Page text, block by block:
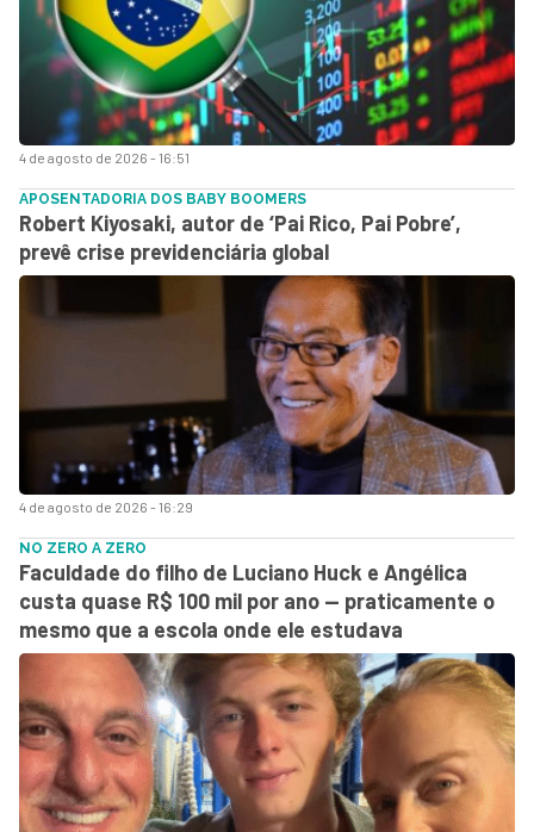
4 de agosto de 2026 - 16:51
4 de agosto de 2026 - 16:29
APOSENTADORIA DOS BABY BOOMERS
Robert Kiyosaki, autor de ‘Pai Rico, Pai Pobre’,
prevê crise previdenciária global
NO ZERO A ZERO
Faculdade do filho de Luciano Huck e Angélica
custa quase R$ 100 mil por ano — praticamente o
mesmo que a escola onde ele estudava